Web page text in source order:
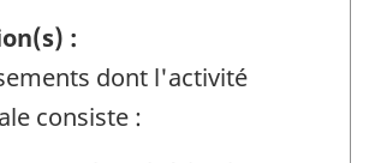
:
dont l'activité
consiste :